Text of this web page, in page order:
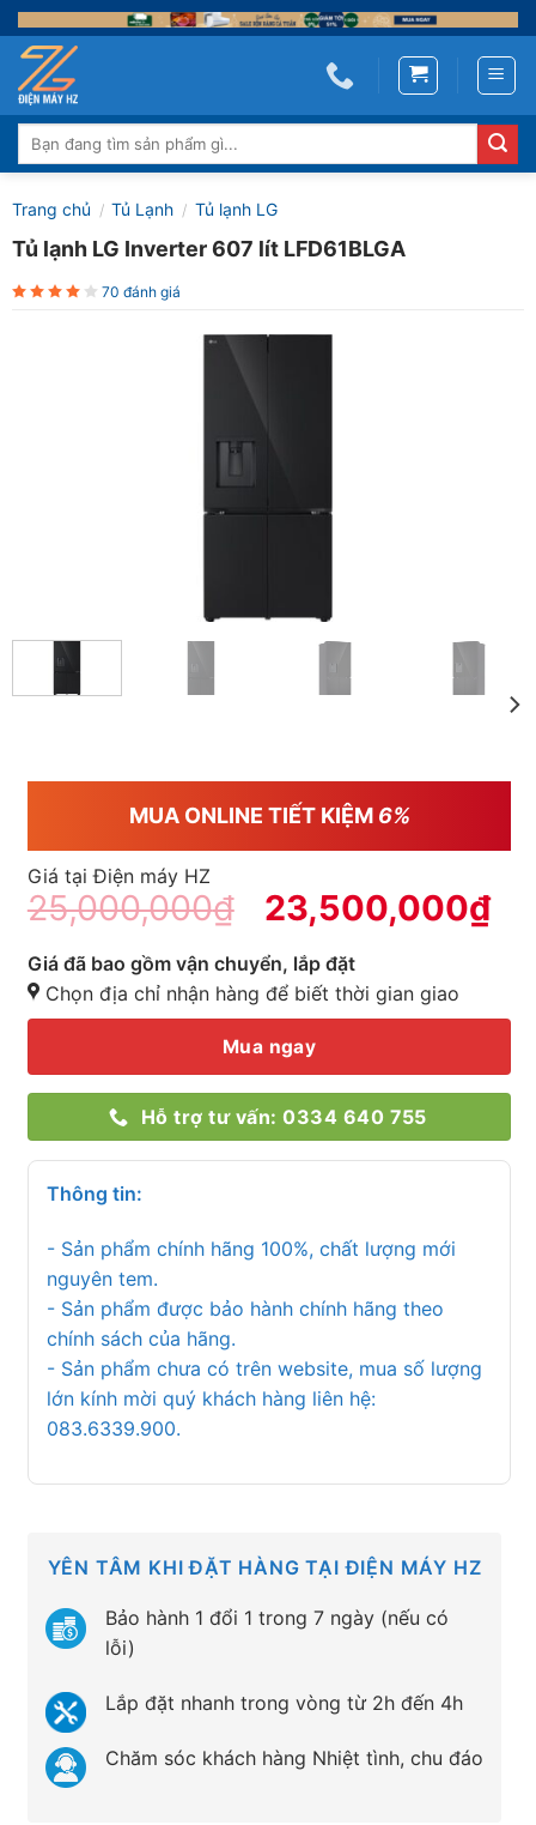
Skip
to
content
Tìm
kiếm:
Trang chủ / Tủ Lạnh / Tủ lạnh LG
Tủ lạnh LG Inverter 607 lít LFD61BLGA
70 đánh giá
MUA ONLINE TIẾT KIỆM 6%
Giá tại Điện máy HZ
25,000,000₫ 23,500,000₫
Giá đã bao gồm vận chuyển, lắp đặt
Chọn địa chỉ nhận hàng để biết thời gian giao
Mua ngay
Hỗ trợ tư vấn: 0334 640 755
Thông tin:
- Sản phẩm chính hãng 100%, chất lượng mới
nguyên tem.
- Sản phẩm được bảo hành chính hãng theo
chính sách của hãng.
- Sản phẩm chưa có trên website, mua số lượng
lớn kính mời quý khách hàng liên hệ:
083.6339.900.
YÊN TÂM KHI ĐẶT HÀNG TẠI ĐIỆN MÁY HZ
Bảo hành 1 đổi 1 trong 7 ngày (nếu có
lỗi)
Lắp đặt nhanh trong vòng từ 2h đến 4h
Chăm sóc khách hàng Nhiệt tình, chu đáo